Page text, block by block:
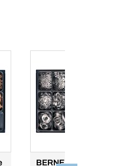
BERNER-Sortiment